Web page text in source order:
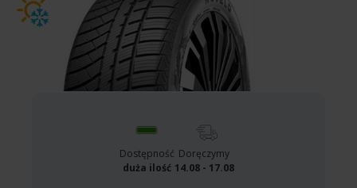
Dostępność
duża ilość
Doręczymy
14.08 - 17.08